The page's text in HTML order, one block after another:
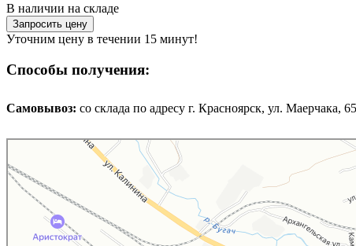
В наличии на складе
Запросить цену
Уточним цену в течении 15 минут!
Способы получения:
Самовывоз: cо склада по адресу г. Красноярск, ул. Маерчака,